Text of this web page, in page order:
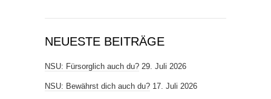
NEUESTE BEITRÄGE
NSU: Fürsorglich auch du? 29. Juli 2026
NSU: Bewährst dich auch du? 17. Juli 2026